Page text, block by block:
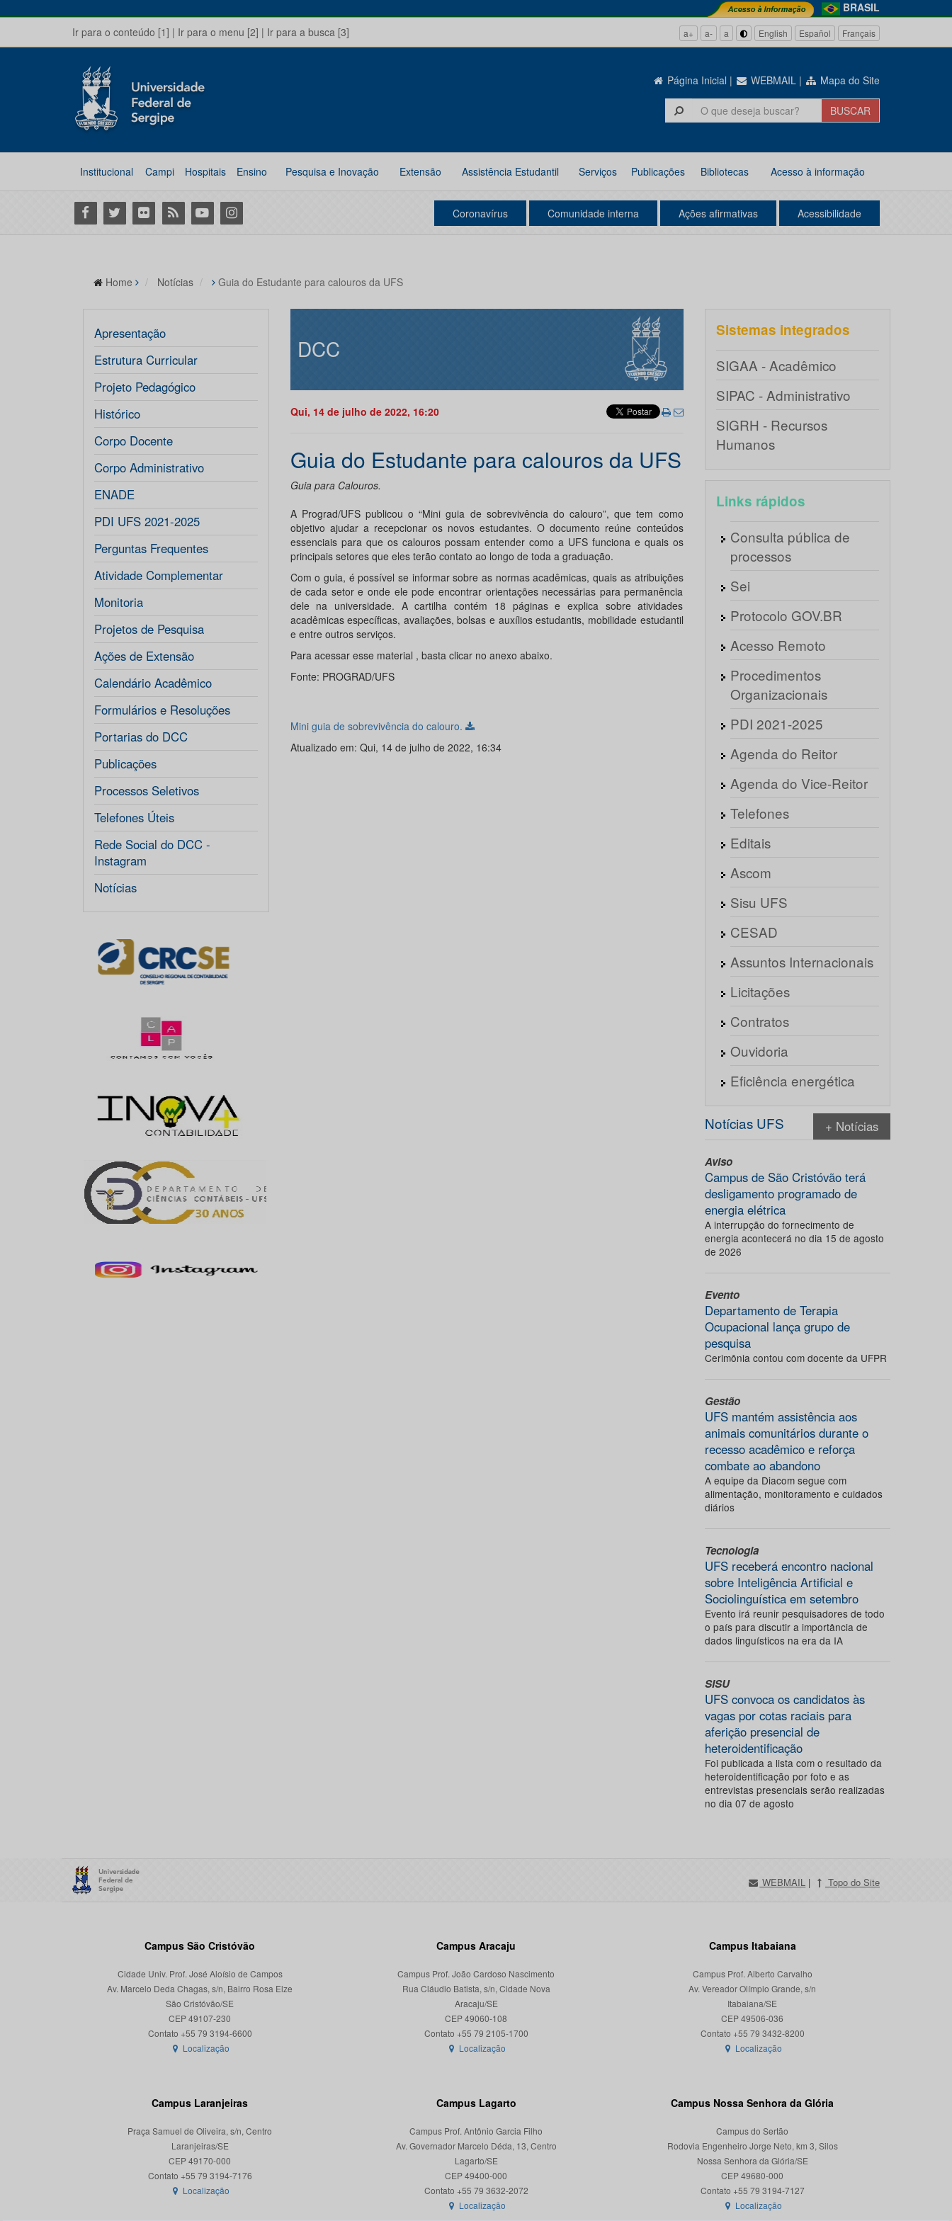
BRASIL
Ir para o conteúdo [1] | Ir para o menu [2] | Ir para a busca [3] a+ a- a English Español Français
Página Inicial | WEBMAIL | Mapa do Site
Institucional Campi Hospitais Ensino Pesquisa e Inovação Extensão Assistência Estudantil Serviços Publicações Bibliotecas Acesso à informação
Facebook
Twitter Flickr RSS YoutubeInstagram Coronavírus Comunidade interna Ações afirmativas Acessibilidade
Home Notícias Guia do Estudante para calouros da UFS
Apresentação
Estrutura Curricular
Projeto Pedagógico
Histórico
Corpo Docente
Corpo Administrativo
ENADE
PDI UFS 2021-2025
Perguntas Frequentes
Atividade Complementar
Monitoria
Projetos de Pesquisa
Ações de Extensão
Calendário Acadêmico
Formulários e Resoluções
Portarias do DCC
Publicações
Processos Seletivos
Telefones Úteis
Rede Social do DCC -
Instagram
Notícias
DCC
Qui, 14 de julho de 2022, 16:20
Guia do Estudante para calouros da UFS
Guia para Calouros.
A Prograd/UFS publicou o “Mini guia de sobrevivência do calouro”, que tem como
objetivo ajudar a recepcionar os novos estudantes. O documento reúne conteúdos
essenciais para que os calouros possam entender como a UFS funciona e quais os
principais setores que eles terão contato ao longo de toda a graduação.
Com o guia, é possível se informar sobre as normas acadêmicas, quais as atribuições
de cada setor e onde ele pode encontrar orientações necessárias para permanência
dele na universidade. A cartilha contém 18 páginas e explica sobre atividades
acadêmicas específicas, avaliações, bolsas e auxílios estudantis, mobilidade estudantil
e entre outros serviços.
Para acessar esse material , basta clicar no anexo abaixo.
Fonte: PROGRAD/UFS
Mini guia de sobrevivência do calouro.
Atualizado em: Qui, 14 de julho de 2022, 16:34
Sistemas integrados
SIGAA - Acadêmico
SIPAC - Administrativo
SIGRH - Recursos
Humanos
Links rápidos
Consulta pública de
processos
Sei
Protocolo GOV.BR
Acesso Remoto
Procedimentos
Organizacionais
PDI 2021-2025
Agenda do Reitor
Agenda do Vice-Reitor
Telefones
Editais
Ascom
Sisu UFS
CESAD
Assuntos Internacionais
Licitações
Contratos
Ouvidoria
Eficiência energética
Notícias UFS + Notícias
Aviso
Campus de São Cristóvão terá
desligamento programado de
energia elétrica
A interrupção do fornecimento de
energia acontecerá no dia 15 de agosto
de 2026
Evento
Departamento de Terapia
Ocupacional lança grupo de
pesquisa
Cerimônia contou com docente da UFPR
Gestão
UFS mantém assistência aos
animais comunitários durante o
recesso acadêmico e reforça
combate ao abandono
A equipe da Diacom segue com
alimentação, monitoramento e cuidados
diários
Tecnologia
UFS receberá encontro nacional
sobre Inteligência Artificial e
Sociolinguística em setembro
Evento irá reunir pesquisadores de todo
o país para discutir a importância de
dados linguísticos na era da IA
SISU
UFS convoca os candidatos às
vagas por cotas raciais para
aferição presencial de
heteroidentificação
Foi publicada a lista com o resultado da
heteroidentificação por foto e as
entrevistas presenciais serão realizadas
no dia 07 de agosto
WEBMAIL | Topo do Site
Campus São Cristóvão
Cidade Univ. Prof. José Aloísio de Campos
Av. Marcelo Deda Chagas, s/n, Bairro Rosa Elze
São Cristóvão/SE
CEP 49107-230
Localização
Campus Aracaju
Campus Prof. João Cardoso Nascimento
Rua Cláudio Batista, s/n, Cidade Nova
Aracaju/SE
CEP 49060-108
Localização
Campus Itabaiana
Campus Prof. Alberto Carvalho
Av. Vereador Olímpio Grande, s/n
Itabaiana/SE
CEP 49506-036
Localização
Campus Laranjeiras
Praça Samuel de Oliveira, s/n, Centro
Laranjeiras/SE
CEP 49170-000
Localização
Campus Lagarto
Campus Prof. Antônio Garcia Filho
Av. Governador Marcelo Déda, 13, Centro
Lagarto/SE
CEP 49400-000
Localização
Campus Nossa Senhora da Glória
Campus do Sertão
Rodovia Engenheiro Jorge Neto, km 3, Silos
Nossa Senhora da Glória/SE
CEP 49680-000
Contato +55 79 3194-7127
Localização